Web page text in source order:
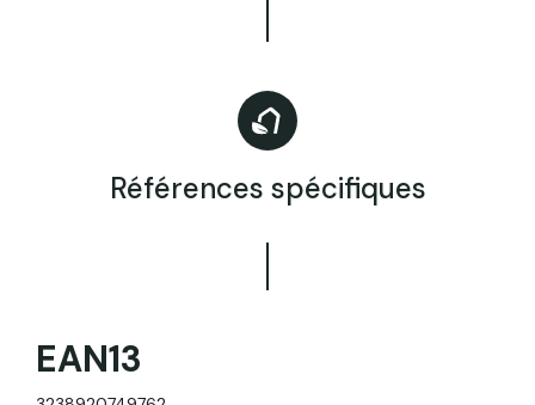
Références spécifiques
EAN13